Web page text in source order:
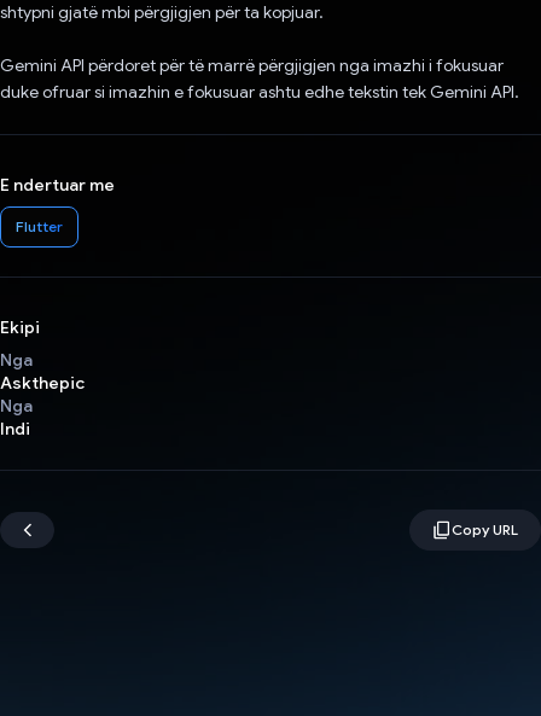
shtypni gjatë mbi përgjigjen për ta kopjuar.
Gemini API përdoret për të marrë përgjigjen nga imazhi i fokusuar
duke ofruar si imazhin e fokusuar ashtu edhe tekstin tek Gemini API.
E ndertuar me
Flutter
Ekipi
Nga
Askthepic
Nga
Indi